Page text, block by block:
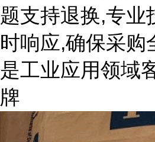
题支持退换,专业
时响应,确保采购
是工业应用领域
牌